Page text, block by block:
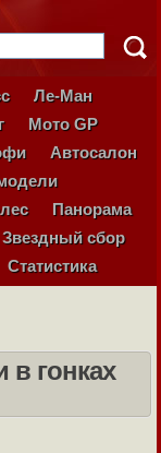
Ле-Ман
Мото GP
Автосалон
Панорама
Звездный сбор
Статистика
в гонках